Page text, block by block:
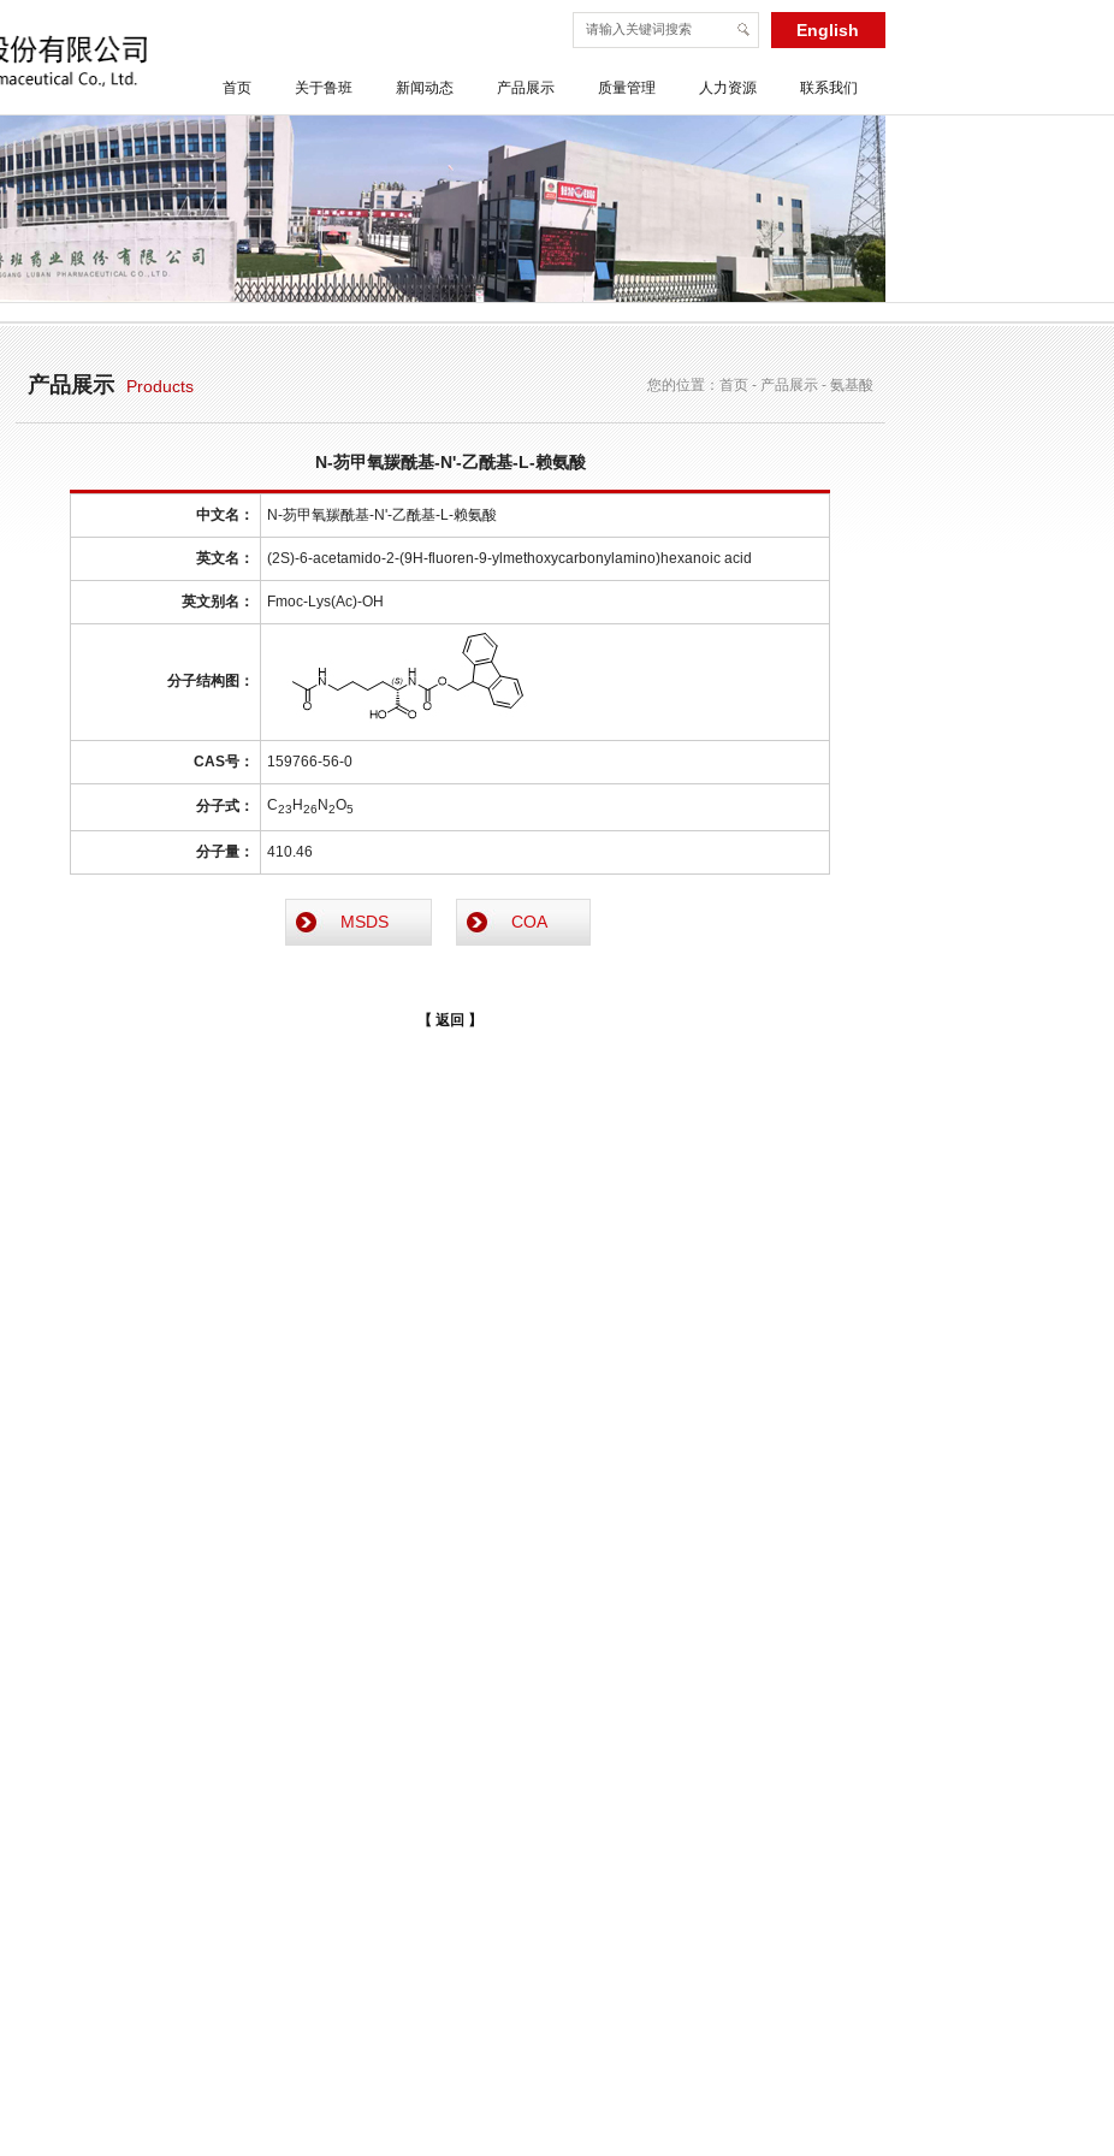
English
首页 关于鲁班 新闻动态 产品展示 质量管理 人力资源 联系我们
您的位置：首页 - 产品展示 - 氨基酸
产品展示 Products
N-芴甲氧羰酰基-N'-乙酰基-L-赖氨酸
中文名： N-芴甲氧羰酰基-N'-乙酰基-L-赖氨酸
英文名： (2S)-6-acetamido-2-(9H-fluoren-9-ylmethoxycarbonylamino)hexanoic acid
英文别名： Fmoc-Lys(Ac)-OH
分子结构图：
CAS号： 159766-56-0
分子式： C23 H26 N2O5
分子量： 410.46
MSDS COA
【 返回 】